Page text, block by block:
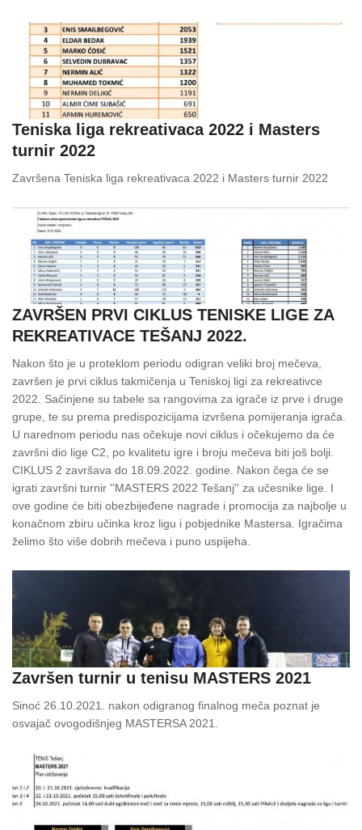
Teniska liga rekreativaca 2022 i Masters
turnir 2022
Završena Teniska liga rekreativaca 2022 i Masters turnir 2022
ZAVRŠEN PRVI CIKLUS TENISKE LIGE ZA
REKREATIVACE TEŠANJ 2022.
Nakon što je u proteklom periodu odigran veliki broj mečeva,
završen je prvi ciklus takmičenja u Teniskoj ligi za rekreativce
2022. Sačinjene su tabele sa rangovima za igrače iz prve i druge
grupe, te su prema predispozicijama izvršena pomijeranja igrača.
U narednom periodu nas očekuje novi ciklus i očekujemo da će
završni dio lige C2, po kvalitetu igre i broju mečeva biti još bolji.
CIKLUS 2 završava do 18.09.2022. godine. Nakon čega će se
igrati završni turnir ''MASTERS 2022 Tešanj'' za učesnike lige. I
ove godine će biti obezbijeđene nagrade i promocija za najbolje u
konačnom zbiru učinka kroz ligu i pobjednike Mastersa. Igračima
želimo što više dobrih mečeva i puno uspijeha.
Završen turnir u tenisu MASTERS 2021
Sinoć 26.10.2021. nakon odigranog finalnog meča poznat je
osvajač ovogodišnjeg MASTERSA 2021.